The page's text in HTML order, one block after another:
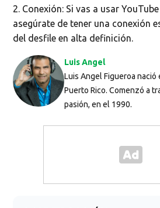
Conexión: Si vas a usar
asegúrate de tener una conexión
del desfile en alta definición.
Luis Angel
Luis Angel Figueroa
Puerto Rico. Comenzó a
pasión, en el 1990.